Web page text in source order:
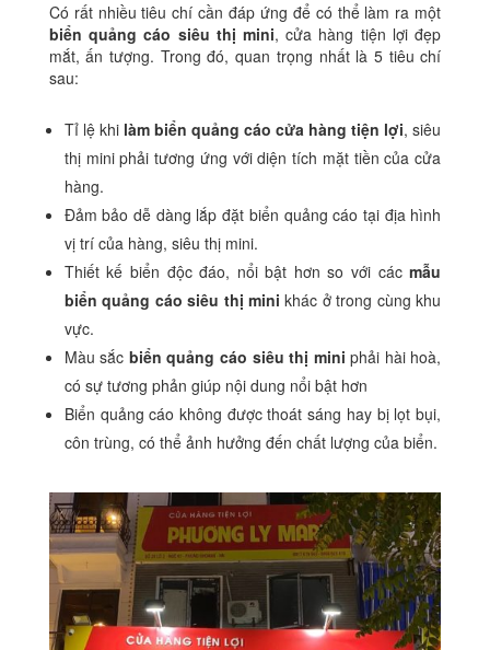
Có rất nhiều tiêu chí cần đáp ứng để có thể làm ra một
biển quảng cáo siêu thị mini, cửa hàng tiện lợi đẹp
mắt, ấn tượng. Trong đó, quan trọng nhất là 5 tiêu chí
sau:
Tỉ lệ khilàm biển quảng cáo cửa hàng tiện lợi, siêu
thị mini phải tương ứng với diện tích mặt tiền của cửa
hàng.
Đảm bảo dễ dàng lắp đặt biển quảng cáo tại địa hình
vị trí của hàng, siêu thị mini.
Thiết kế biển độc đáo, nổi bật hơn so với cácmẫu
biển quảng cáo siêu thị mini khác ở trong cùng khu
vực.
Màu sắc biển quảng cáo siêu thị miniphải hài hoà,
có sự tương phản giúp nội dung nổi bật hơn
Biển quảng cáo không được thoát sáng hay bị lọt bụi,
côn trùng, có thể ảnh hưởng đến chất lượng của biển.